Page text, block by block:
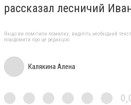
рассказал лесничий
Якщо ви помітили помилку, виділіть необхідний
повідомити про це редакцію
Калякина Алена